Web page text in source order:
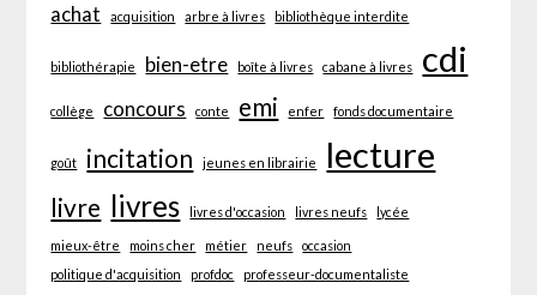
achat acquisition arbre à livres bibliothèque interdite
bibliothérapie bien-etre boîte à livres cabane à livres cdi
collège concours conte emi enfer fonds documentaire
goût incitation jeunes en librairie lecture
livre livres livres d'occasion livres neufs lycée
mieux-être moins cher métier neufs
occasion
politique d'acquisition
profdoc professeur-documentaliste